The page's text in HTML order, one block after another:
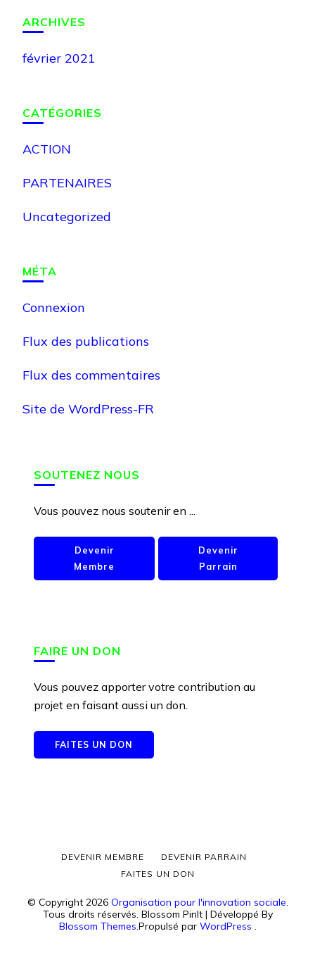
ARCHIVES
février 2021
CATÉGORIES
ACTION
PARTENAIRES
Uncategorized
MÉTA
Connexion
Flux des publications
Flux des commentaires
Site de WordPress-FR
SOUTENEZ NOUS
Vous pouvez nous soutenir en ...
Devenir
Membre
Devenir
Parrain
FAIRE UN DON
Vous pouvez apporter votre contribution au
projet en faisant aussi un don.
FAITES UN DON
© Copyright 2026 Organisation pour l'innovation sociale.
Tous droits réservés. Blossom PinIt | Développé By
Blossom Themes.Propulsé par WordPress .
DEVENIR MEMBRE
DEVENIR PARRAIN
FAITES UN DON